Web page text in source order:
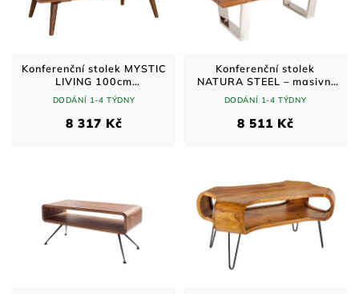
Konferenční stolek MYSTIC
LIVING 100cm
sheeshamové dřevo
přírodní
DODÁNÍ 1-4 TÝDNY
8 317 Kč
Konferenční stolek
NATURA STEEL – masivní
akát, nerezové nohy 110
cm
DODÁNÍ 1-4 TÝDNY
8 511 Kč